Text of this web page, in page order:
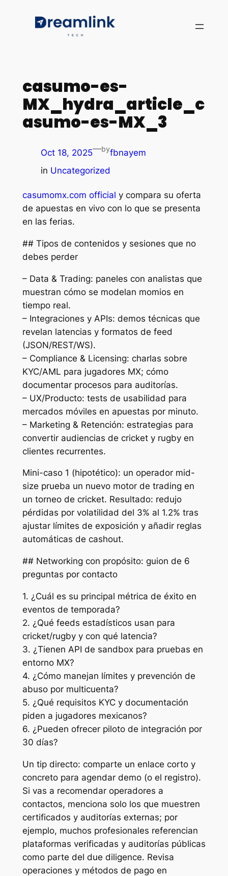
casumo-es-
MX_hydra_article_c
asumo-es-MX_3
Oct 18, 2025—byfbnayem
in Uncategorized
casumomx.com official y compara su oferta
de apuestas en vivo con lo que se presenta
en las ferias.
## Tipos de contenidos y sesiones que no
debes perder
– Data & Trading: paneles con analistas que
muestran cómo se modelan momios en
tiempo real.
– Integraciones y APIs: demos técnicas que
revelan latencias y formatos de feed
(JSON/REST/WS).
– Compliance & Licensing: charlas sobre
KYC/AML para jugadores MX; cómo
documentar procesos para auditorías.
– UX/Producto: tests de usabilidad para
mercados móviles en apuestas por minuto.
– Marketing & Retención: estrategias para
convertir audiencias de cricket y rugby en
clientes recurrentes.
Mini-caso 1 (hipotético): un operador mid-
size prueba un nuevo motor de trading en
un torneo de cricket. Resultado: redujo
pérdidas por volatilidad del 3% al 1.2% tras
ajustar límites de exposición y añadir reglas
automáticas de cashout.
## Networking con propósito: guion de 6
preguntas por contacto
1. ¿Cuál es su principal métrica de éxito en
eventos de temporada?
2. ¿Qué feeds estadísticos usan para
cricket/rugby y con qué latencia?
3. ¿Tienen API de sandbox para pruebas en
entorno MX?
4. ¿Cómo manejan límites y prevención de
abuso por multicuenta?
5. ¿Qué requisitos KYC y documentación
piden a jugadores mexicanos?
6. ¿Pueden ofrecer piloto de integración por
30 días?
Un tip directo: comparte un enlace corto y
concreto para agendar demo (o el registro).
Si vas a recomendar operadores a
contactos, menciona solo los que muestren
certificados y auditorías externas; por
ejemplo, muchos profesionales referencian
plataformas verificadas y auditorías públicas
como parte del due diligence. Revisa
operaciones y métodos de pago en